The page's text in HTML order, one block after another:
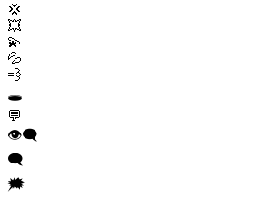
💢
💥
💫
💦
💨
🕳️
💬
👁️‍🗨️
🗨️
🗯️